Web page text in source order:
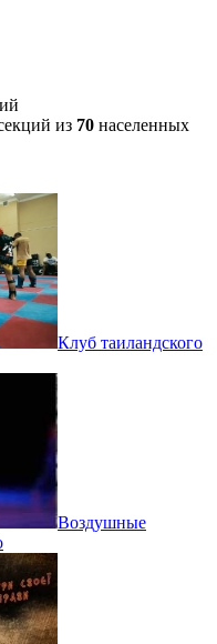
из 70 населенных
Клуб таиландского
Воздушные